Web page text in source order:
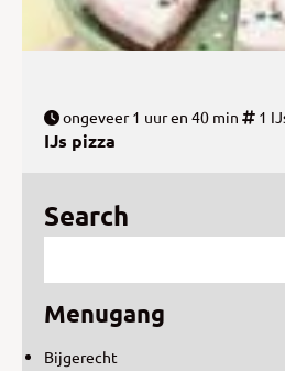
ongeveer 1 uur en 40 min 1
IJs pizza
Search
Menugang
Bijgerecht